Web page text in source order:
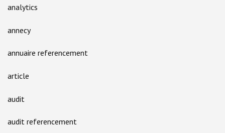
analytics
annecy
annuaire referencement
article
audit
audit referencement